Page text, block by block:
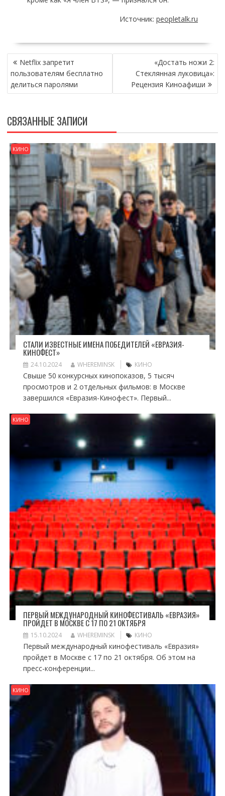
Источник:peopletalk.ru
НАВИГАЦИЯ
ПО
ЗАПИСЯМ
Netflix запретит
пользователям бесплатно
делиться паролями
«Достать ножи 2:
Стеклянная луковица»:
Рецензия Киноафиши
СВЯЗАННЫЕ ЗАПИСИ
КИНО
СТАЛИ ИЗВЕСТНЫЕ ИМЕНА ПОБЕДИТЕЛЕЙ «ЕВРАЗИЯ-
КИНОФЕСТ»
24.10.2024 WHEREMINSK КИНО
Свыше 50 конкурсных кинопоказов, 5 тысяч
просмотров и 2 отдельных фильмов: в Москве
завершился «Евразия-Кинофест». Первый...
КИНО
ПЕРВЫЙ МЕЖДУНАРОДНЫЙ КИНОФЕСТИВАЛЬ «ЕВРАЗИЯ»
ПРОЙДЕТ В МОСКВЕ С 17 ПО 21 ОКТЯБРЯ
15.10.2024 WHEREMINSK КИНО
Первый международный кинофестиваль «Евразия»
пройдет в Москве с 17 по 21 октября. Об этом на
пресс-конференции...
КИНО